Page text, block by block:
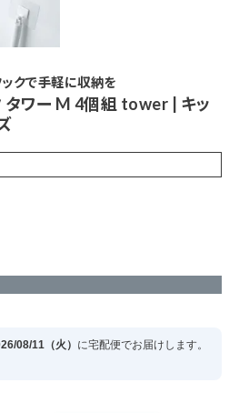
クで手軽に収納を
タワー M 4個組 tower | キッ
08/11（火） に宅配便でお届けします。